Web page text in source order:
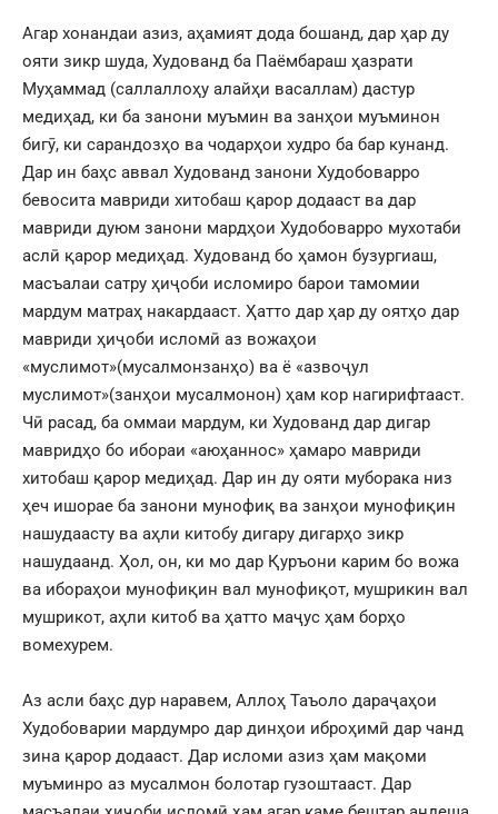
Агар хонандаи азиз, аҳамият дода бошанд, дар ҳар ду
ояти зикр шуда, Худованд ба Паёмбараш ҳазрати
Муҳаммад (саллаллоҳу алайҳи васаллам) дастур
медиҳад, ки ба занони муъмин ва занҳои муъминон
бигӯ, ки сарандозҳо ва чодарҳои худро ба бар кунанд.
Дар ин баҳс аввал Худованд занони Худобоварро
бевосита мавриди хитобаш қарор додааст ва дар
мавриди дуюм занони мардҳои Худобоварро мухотаби
аслӣ қарор медиҳад. Худованд бо ҳамон бузургиаш,
масъалаи сатру ҳиҷоби исломиро барои тамомии
мардум матраҳ накардааст. Ҳатто дар ҳар ду оятҳо дар
мавриди ҳиҷоби исломӣ аз вожаҳои
«муслимот»(мусалмонзанҳо) ва ё «азвоҷул
муслимот»(занҳои мусалмонон) ҳам кор нагирифтааст.
Чӣ расад, ба оммаи мардум, ки Худованд дар дигар
мавридҳо бо ибораи «аюҳаннос» ҳамаро мавриди
хитобаш қарор медиҳад. Дар ин ду ояти муборака низ
ҳеч ишорае ба занони мунофиқ ва занҳои мунофиқин
нашудаасту ва аҳли китобу дигару дигарҳо зикр
нашудаанд. Ҳол, он, ки мо дар Қуръони карим бо вожа
ва ибораҳои мунофиқин вал мунофиқот, мушрикин вал
мушрикот, аҳли китоб ва ҳатто маҷус ҳам борҳо
вомехурем.
Аз асли баҳс дур наравем, Аллоҳ Таъоло дараҷаҳои
Худобоварии мардумро дар динҳои иброҳимӣ дар чанд
зина қарор додааст. Дар исломи азиз ҳам мақоми
муъминро аз мусалмон болотар гузоштааст. Дар